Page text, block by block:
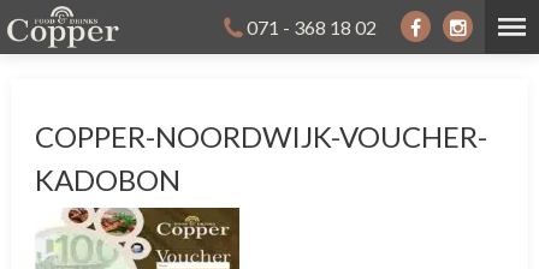
071 - 368 18 02
COPPER-NOORDWIJK-VOUCHER-
KADOBON